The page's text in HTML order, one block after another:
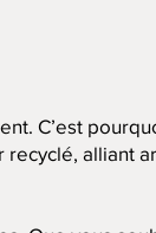
C’est
alliant